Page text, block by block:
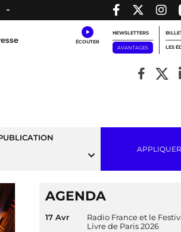
NEWSLETTERS
AVANTAGES LES
APPLIQUER
AGENDA
17 Avr
Radio France et le
Livre de Paris 2026